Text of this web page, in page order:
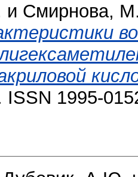
и Смирнова,
1995-